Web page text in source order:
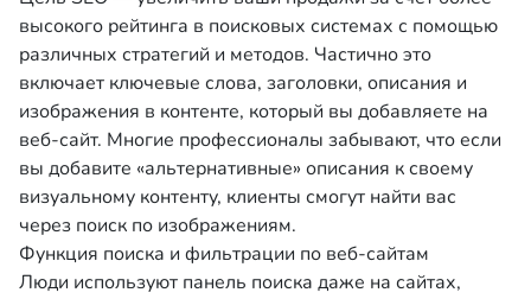
высокого рейтинга в поисковых системах с помощью
различных стратегий и методов. Частично это
включает ключевые слова, заголовки, описания и
изображения в контенте, который вы добавляете на
веб-сайт. Многие профессионалы забывают, что если
вы добавите «альтернативные» описания к своему
визуальному контенту, клиенты смогут найти вас
через поиск по изображениям.
Функция поиска и фильтрации по веб-сайтам
Люди используют панель поиска даже на сайтах,